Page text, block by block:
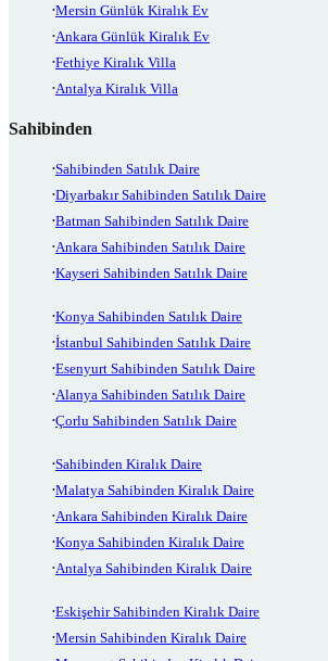
Mersin Günlük Kiralık Ev
Ankara Günlük Kiralık Ev
Fethiye Kiralık Villa
Antalya Kiralık Villa
Sahibinden
Sahibinden Satılık Daire
Diyarbakır Sahibinden Satılık Daire
Batman Sahibinden Satılık Daire
Ankara Sahibinden Satılık Daire
Kayseri Sahibinden Satılık Daire
Konya Sahibinden Satılık Daire
İstanbul Sahibinden Satılık Daire
Esenyurt Sahibinden Satılık Daire
Alanya Sahibinden Satılık Daire
Çorlu Sahibinden Satılık Daire
Sahibinden Kiralık Daire
Malatya Sahibinden Kiralık Daire
Ankara Sahibinden Kiralık Daire
Konya Sahibinden Kiralık Daire
Antalya Sahibinden Kiralık Daire
Eskişehir Sahibinden Kiralık Daire
Mersin Sahibinden Kiralık Daire